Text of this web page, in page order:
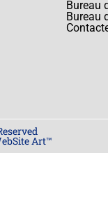
Bureau
Bureau
Art™